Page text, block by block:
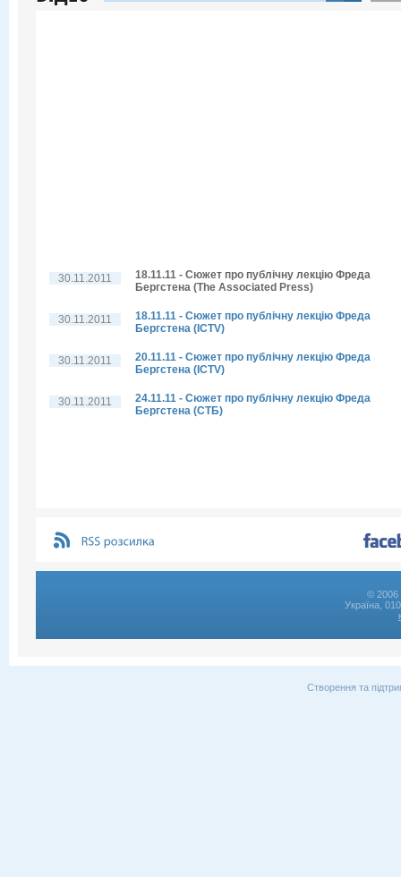
30.11.2011
18.11.11 - Сюжет про публічну лекцію Фреда
Бергстена (The Associated Press)
30.11.2011
18.11.11 - Сюжет про публічну лекцію Фреда
Бергстена (ICTV)
30.11.2011
20.11.11 - Сюжет про публічну лекцію Фреда
Бергстена (ICTV)
30.11.2011
24.11.11 - Сюжет про публічну лекцію Фреда
Бергстена (СТБ)
© 2006
Україна,
Створення та